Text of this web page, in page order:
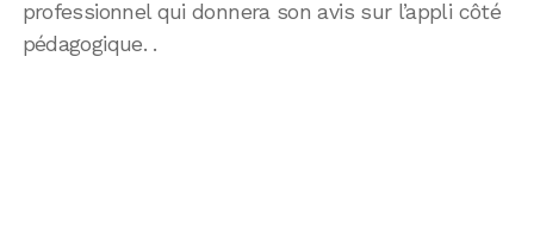
professionnel qui donnera son avis sur l’appli côté
pédagogique. .